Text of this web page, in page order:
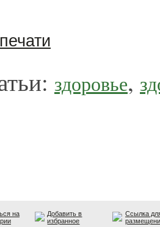
здоровье,
на
Добавить в
избранное
Ссылка